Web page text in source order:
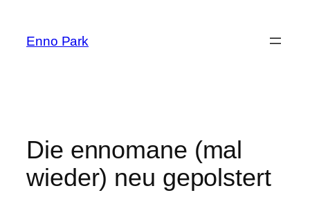
springen
Enno Park
Die ennomane (mal
wieder) neu gepolstert